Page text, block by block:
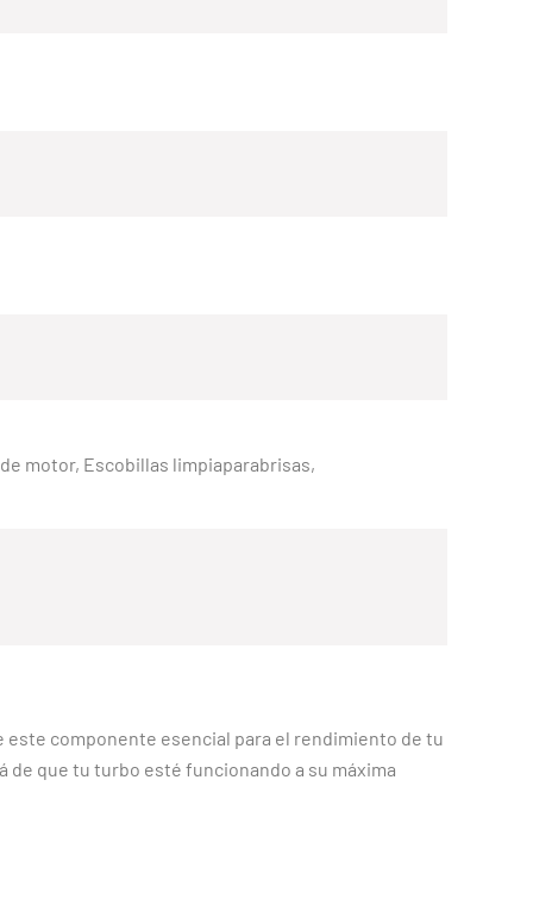
motor, Escobillas limpiaparabrisas,
este componente esencial para el rendimiento de tu
que tu turbo esté funcionando a su máxima